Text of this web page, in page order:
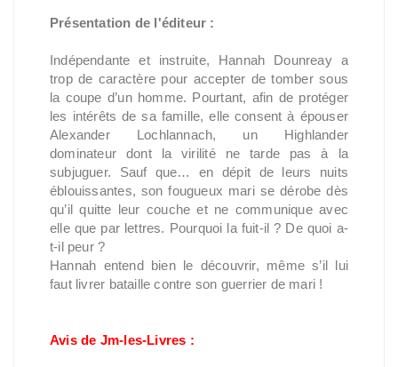
Présentation de l'éditeur :
Indépendante et instruite, Hannah Dounreay a
trop de caractère pour accepter de tomber sous
la coupe d’un homme. Pourtant, afin de protéger
les intérêts de sa famille, elle consent à épouser
Alexander Lochlannach, un Highlander
dominateur dont la virilité ne tarde pas à la
subjuguer. Sauf que… en dépit de leurs nuits
éblouissantes, son fougueux mari se dérobe dès
qu’il quitte leur couche et ne communique avec
elle que par lettres. Pourquoi la fuit-il ? De quoi a-
t-il peur ?
Hannah entend bien le découvrir, même s’il lui
faut livrer bataille contre son guerrier de mari !
Avis de Jm-les-Livres :